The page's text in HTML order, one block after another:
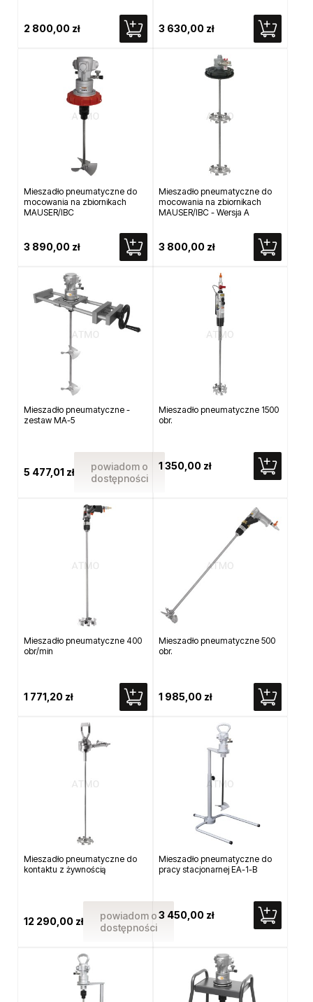
2 800,00 zł 3 630,00 zł
Mieszadło pneumatyczne do
mocowania na zbiornikach
MAUSER/IBC
3 890,00 zł
Mieszadło pneumatyczne do
mocowania na zbiornikach
MAUSER/IBC - Wersja A
3 800,00 zł
Mieszadło pneumatyczne -
zestaw MA-5
5 477,01 zł
powiadom o
dostępności
Mieszadło pneumatyczne 1500
obr.
1 350,00 zł
Mieszadło pneumatyczne 400
obr/min
1 771,20 zł
Mieszadło pneumatyczne 500
obr.
1 985,00 zł
Mieszadło pneumatyczne do
kontaktu z żywnością
12 290,00 zł
powiadom o
dostępności
Mieszadło pneumatyczne do
pracy stacjonarnej EA-1-B
3 450,00 zł